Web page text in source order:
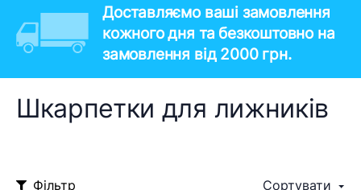
Доставляємо ваші замовлення
кожного дня та безкоштовно на
замовлення від 2000 грн.
Шкарпетки для лижників
Фільтр Сортувати